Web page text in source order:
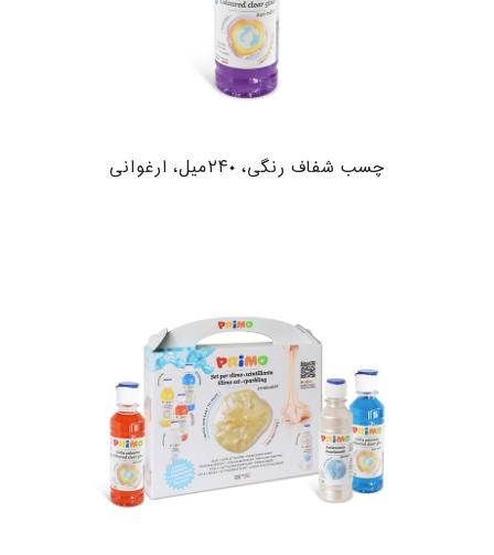
چسب شفاف رنگی، ۲۴۰میل، ارغوانی